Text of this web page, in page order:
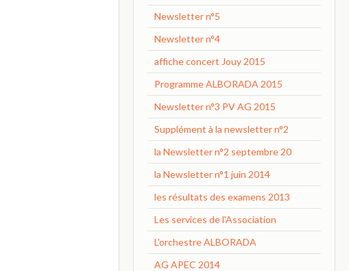
Newsletter n°5
Newsletter n°4
affiche concert Jouy 2015
Programme ALBORADA 2015
Newsletter n°3 PV AG 2015
Supplément à la newsletter n°2
la Newsletter n°2 septembre 20
la Newsletter n°1 juin 2014
les résultats des examens 2013
Les services de l'Association
L'orchestre ALBORADA
AG APEC 2014